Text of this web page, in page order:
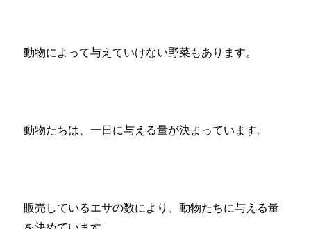
動物によって与えていけない野菜もあります。
動物たちは、一日に与える量が決まっています。
販売しているエサの数により、動物たちに与える量